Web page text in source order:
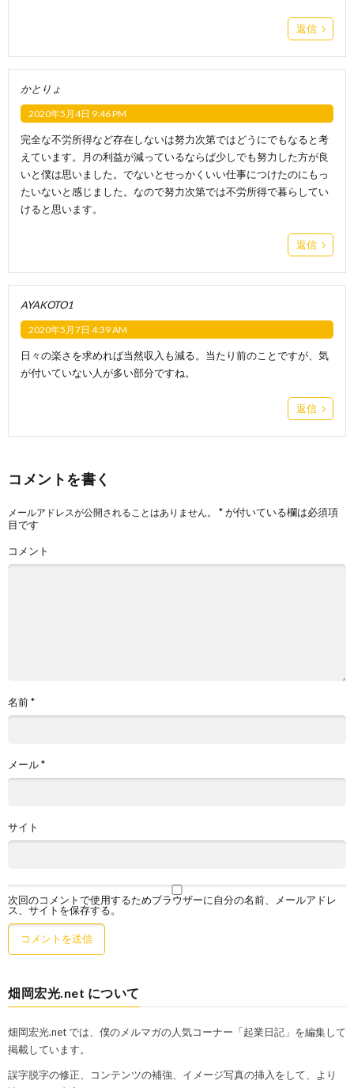
返信
かとりょ
2020年5月4日 9:46 PM
完全な不労所得など存在しないは努力次第ではどうにでもなると考
えています。月の利益が減っているならば少しでも努力した方が良
いと僕は思いました。でないとせっかくいい仕事につけたのにもっ
たいないと感じました。なので努力次第では不労所得で暮らしてい
けると思います。
返信
AYAKOTO1
2020年5月7日 4:39 AM
日々の楽さを求めれば当然収入も減る。当たり前のことですが、気
が付いていない人が多い部分ですね。
返信
コメントを書く
メールアドレスが公開されることはありません。 *が付いている欄は必須項
目です
コメント
名前*
メール*
サイト
次回のコメントで使用するためブラウザーに自分の名前、メールアドレ
ス、サイトを保存する。
畑岡宏光.net について
畑岡宏光.net では、僕のメルマガの人気コーナー「起業日記」を編集して
掲載しています。
誤字脱字の修正、コンテンツの補強、イメージ写真の挿入をして、より